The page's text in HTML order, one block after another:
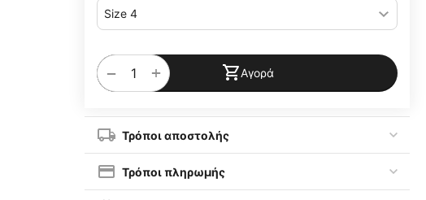
+
− Αγορά
Τρόποι αποστολής
Τρόποι πληρωμής